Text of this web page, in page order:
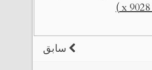
سابق